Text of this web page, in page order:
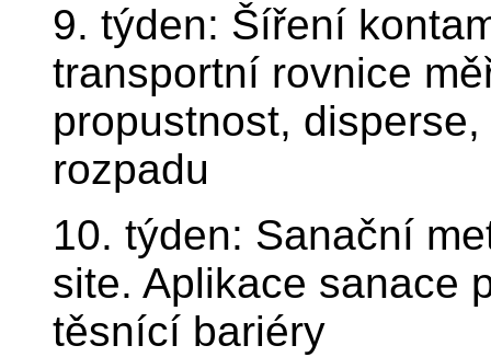
9. týden: Šíření
transportní rovnice
propustnost,
rozpadu
10. týden: Sanační
site. Aplikace sanace
těsnící bariéry